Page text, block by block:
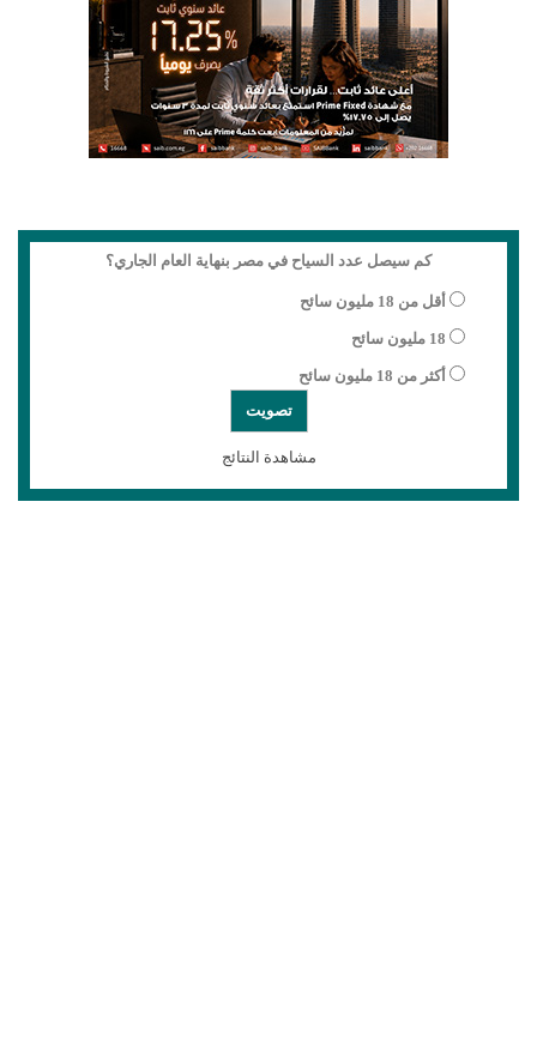
كم سيصل عدد السياح في مصر بنهاية العام الجاري؟
أقل من 18 مليون سائح
18 مليون سائح
أكثر من 18 مليون سائح
مشاهدة النتائج